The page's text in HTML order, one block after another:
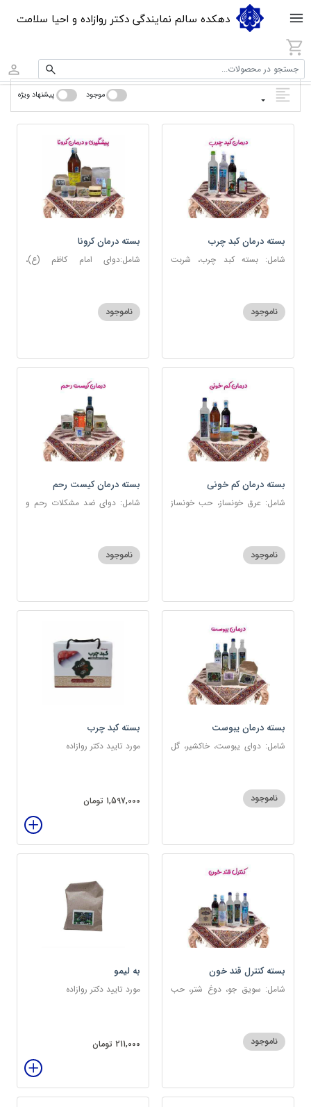
دهکده سالم نمایندگی دکتر روازاده و احیا سلامت
جستجو در محصولات...
موجود پیشنهاد ویژه
بسته درمان کبد چرب
شامل: بسته کبد چرب، شربت
ناموجود
بسته درمان کرونا
شامل:دوای امام کاظم (ع)،
شربت حیات، کندر
ناموجود
بسته درمان کم خونی
شامل: عرق خونساز، حب خونساز
ناموجود
بسته درمان کیست رحم
شامل: دوای ضد مشکلات رحم و
زیتون
ناموجود
بسته درمان یبوست
شامل: دوای یبوست، خاکشیر، گل
ناموجود
بسته کبد چرب
مورد تایید دکتر روازاده
1,597,000 تومان
بسته کنترل قند خون
شامل: سویق جو، دوغ شتر، حب
عسلی-عنصلی
ناموجود
به لیمو
مورد تایید دکتر روازاده
211,000 تومان